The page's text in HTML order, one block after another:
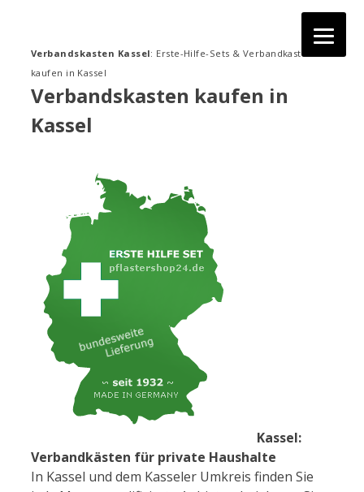
springenVerbandskasten Kassel: Erste-Hilfe-Sets & Verbandkasten
kaufen in Kassel
Verbandskasten kaufen in
Kassel
Kassel:
Verbandkästen für private Haushalte
In Kassel und dem Kasseler Umkreis finden Sie